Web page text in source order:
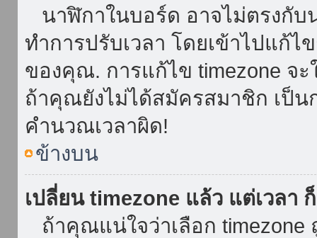
นาฬิกาในบอร์ด อาจไม่ตรงกั
ทำการปรับเวลา โดยเข้าไปแก้
ของคุณ. การแก้ไข timezone จ
ถ้าคุณยังไม่ได้สมัครสมาชิก เป็
คำนวณเวลาผิด!
ข้างบน
เปลี่ยน timezone แล้ว แต่เวลา
ถ้าคุณแน่ใจว่าเลือก timezone